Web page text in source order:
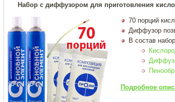
Набор с диффузором для приготовления
70 порций
Диффузор
В состав
Подробное